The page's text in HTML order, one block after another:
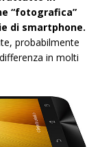
“fotografica”
di smartphone.
probabilmente
in molti